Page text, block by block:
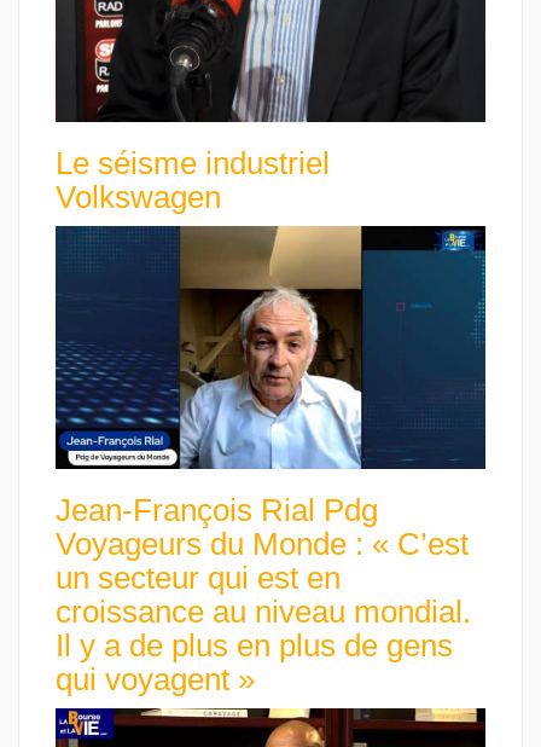
Le séisme industriel
Volkswagen
Jean-François Rial Pdg
Voyageurs du Monde : « C’est
un secteur qui est en
croissance au niveau mondial.
Il y a de plus en plus de gens
qui voyagent »